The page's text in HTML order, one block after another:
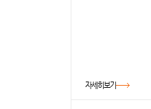
자세히보기